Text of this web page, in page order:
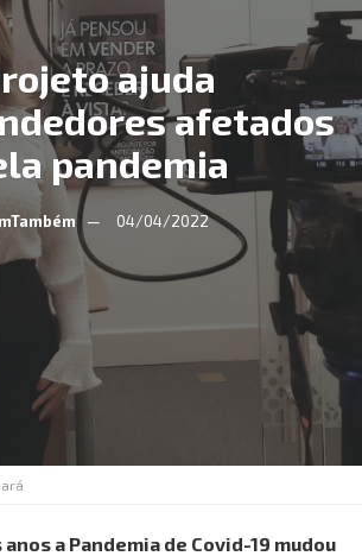
ajuda
afetados
pandemia
04/04/2022
a Pandemia de Covid-19 mudou